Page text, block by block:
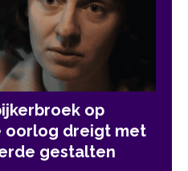
op
oorlog dreigt met
gestalten